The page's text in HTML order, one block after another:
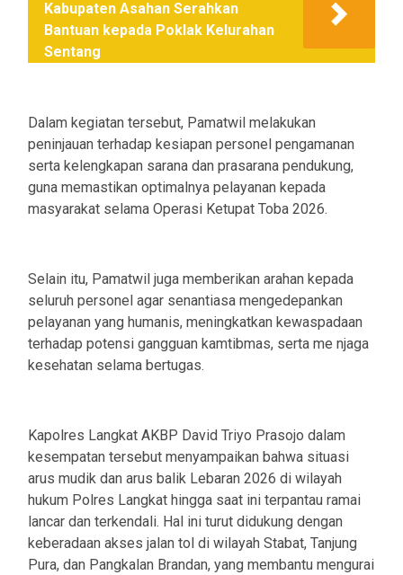
Kabupaten Asahan Serahkan
Bantuan kepada Poklak Kelurahan
Sentang
Dalam kegiatan tersebut, Pamatwil melakukan
peninjauan terhadap kesiapan personel pengamanan
serta kelengkapan sarana dan prasarana pendukung,
guna memastikan optimalnya pelayanan kepada
masyarakat selama Operasi Ketupat Toba 2026.
Selain itu, Pamatwil juga memberikan arahan kepada
seluruh personel agar senantiasa mengedepankan
pelayanan yang humanis, meningkatkan kewaspadaan
terhadap potensi gangguan kamtibmas, serta me njaga
kesehatan selama bertugas.
Kapolres Langkat AKBP David Triyo Prasojo dalam
kesempatan tersebut menyampaikan bahwa situasi
arus mudik dan arus balik Lebaran 2026 di wilayah
hukum Polres Langkat hingga saat ini terpantau ramai
lancar dan terkendali. Hal ini turut didukung dengan
keberadaan akses jalan tol di wilayah Stabat, Tanjung
Pura, dan Pangkalan Brandan, yang membantu mengurai